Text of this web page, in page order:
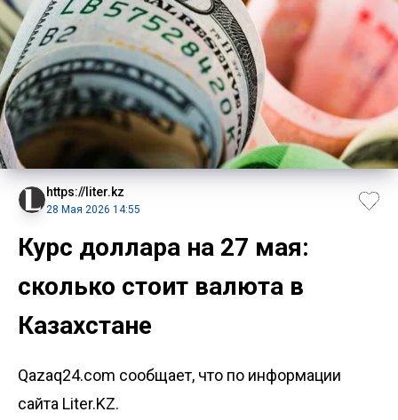
https://liter.kz
28 Мая 2026 14:55
Курс доллара на 27 мая:
сколько стоит валюта в
Казахстане
Qazaq24.com сообщает, что по информации
сайта Liter.KZ.